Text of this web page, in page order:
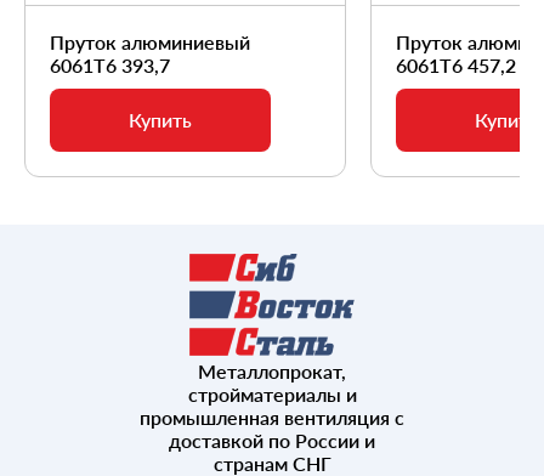
Пруток алюминиевый
6061Т6 393,7
Купить
Пруток
6061Т6 457,2
Купить
Металлопрокат,
стройматериалы и
промышленная вентиляция с
доставкой по России и
странам СНГ